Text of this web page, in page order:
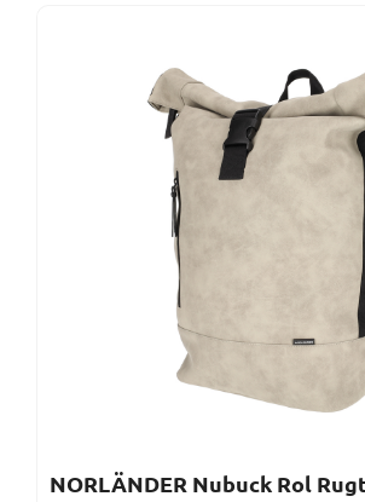
NORLÄNDER Nubuck Rol